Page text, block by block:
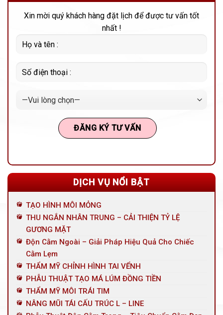
Xin mời quý khách hàng đặt lịch để được tư vấn tốt
nhất !
DỊCH VỤ NỔI BẬT
TẠO HÌNH MÔI MỎNG
THU NGẮN NHÂN TRUNG – CẢI THIỆN TỶ LỆ
GƯƠNG MẶT
Độn Cằm Ngoài – Giải Pháp Hiệu Quả Cho Chiếc
Cằm Lẹm
THẨM MỸ CHỈNH HÌNH TAI VỂNH
PHẪU THUẬT TẠO MÁ LÚM ĐỒNG TIỀN
THẨM MỸ MÔI TRÁI TIM
NÂNG MŨI TÁI CẤU TRÚC L – LINE